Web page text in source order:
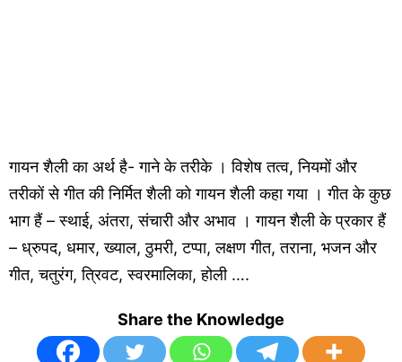
गायन शैली का अर्थ है- गाने के तरीके । विशेष तत्व, नियमों और
तरीकों से गीत की निर्मित शैली को गायन शैली कहा गया । गीत के कुछ
भाग हैं – स्थाई, अंतरा, संचारी और अभाव । गायन शैली के प्रकार हैं
– ध्रुपद, धमार, ख्याल, ठुमरी, टप्पा, लक्षण गीत, तराना, भजन और
गीत, चतुरंग, त्रिवट, स्वरमालिका, होली ….
Share the Knowledge